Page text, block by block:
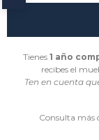
Tienes 1 año
recibes el
Ten en cuenta
Consulta más